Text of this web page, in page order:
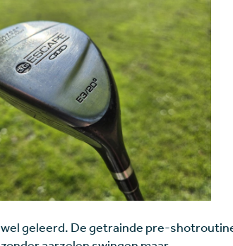
wel geleerd. De getrainde pre-